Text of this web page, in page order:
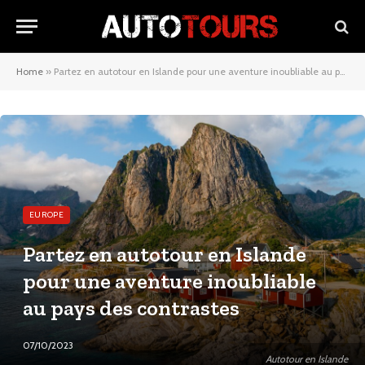
Home » Partez en autotour en Islande pour une aventure inoubliable au pays des contrastes
Autotour en Islande
EUROPE
Partez en autotour en Islande
pour une aventure inoubliable
au pays des contrastes
07/10/2023